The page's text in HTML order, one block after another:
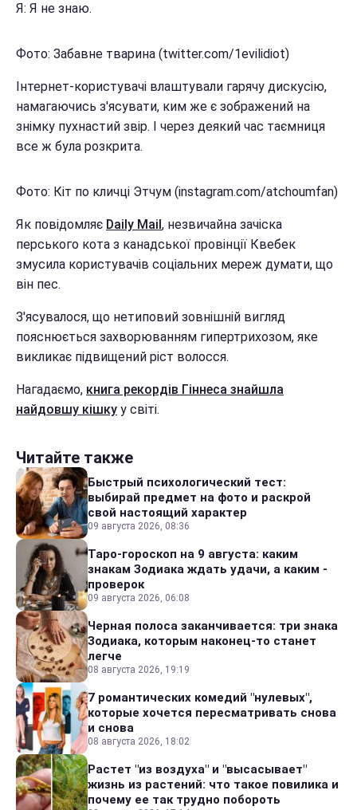
Я: Я не знаю.
Фото: Забавне тварина (twitter.com/1evilidiot)
Інтернет-користувачі влаштували гарячу дискусію,
намагаючись з'ясувати, ким же є зображений на
знімку пухнастий звір. І через деякий час таємниця
все ж була розкрита.
Фото: Кіт по кличці Этчум (instagram.com/atchoumfan)
Як повідомляє Daily Mail , незвичайна зачіска
перського кота з канадської провінції Квебек
змусила користувачів соціальних мереж думати, що
він пес.
З'ясувалося, що нетиповий зовнішній вигляд
пояснюється захворюванням гипертрихозом, яке
викликає підвищений ріст волосся.
Нагадаємо, книга рекордів Гіннеса знайшла
найдовшу кішку у світі.
Читайте также
Быстрый психологический тест:
выбирай предмет на фото и раскрой
свой настоящий характер
09 августа 2026, 08:36
Таро-гороскоп на 9 августа: каким
знакам Зодиака ждать удачи, а каким -
проверок
09 августа 2026, 06:08
Черная полоса заканчивается: три знака
Зодиака, которым наконец-то станет
легче
08 августа 2026, 19:19
7 романтических комедий "нулевых",
которые хочется пересматривать снова
и снова
08 августа 2026, 18:02
Растет "из воздуха" и "высасывает"
жизнь из растений: что такое повилика и
почему ее так трудно побороть